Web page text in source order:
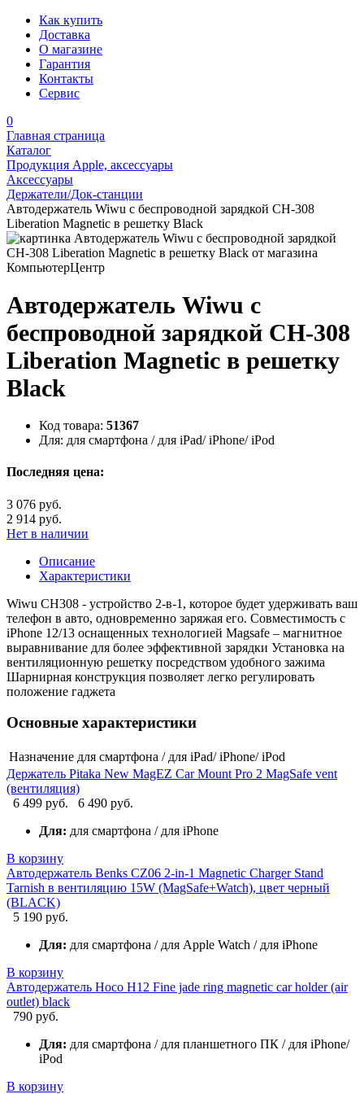
Как купить
Доставка
О магазине
Гарантия
Контакты
Сервис
0
Главная страница
Каталог
Продукция Apple, аксессуары
Аксессуары
Держатели/Док-станции
Автодержатель Wiwu с беспроводной зарядкой CH-308
Liberation Magnetic в решетку Black
Автодержатель Wiwu с
беспроводной зарядкой CH-308
Liberation Magnetic в решетку
Black
Код товара: 51367
Для: для смартфона / для iPad/ iPhone/ iPod
Последняя цена:
3 076 руб.
2 914 руб.
Нет в наличии
Описание
Характеристики
Wiwu CH308 - устройство 2-в-1, которое будет удерживать ваш
телефон в авто, одновременно заряжая его. Совместимость с
iPhone 12/13 оснащенных технологией Magsafe – магнитное
выравнивание для более эффективной зарядки Установка на
вентиляционную решетку посредством удобного зажима
Шарнирная конструкция позволяет легко регулировать
положение гаджета
Основные характеристики
Назначение для смартфона / для iPad/ iPhone/ iPod
Держатель Pitaka New MagEZ Car Mount Pro 2 MagSafe vent
(вентиляция)
6 499 руб.
6 490 руб.
Для: для смартфона / для iPhone
В корзину
Автодержатель Benks CZ06 2-in-1 Magnetic Charger Stand
Tarnish в вентиляцию 15W (MagSafe+Watch), цвет черный
(BLACK)
5 190 руб.
Для: для смартфона / для Apple Watch / для iPhone
В корзину
Автодержатель Hoco H12 Fine jade ring magnetic car holder (air
outlet) black
790 руб.
Для: для смартфона / для планшетного ПК / для iPhone/
iPod
В корзину